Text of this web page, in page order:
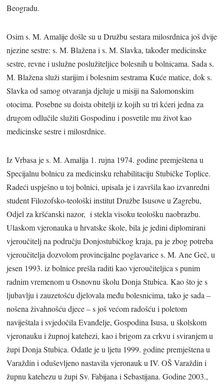
Beogradu.
Osim s. M. Amalije došle su u Družbu sestara milosrdnica još dvije
njezine sestre: s. M. Blažena i s. M. Slavka, također medicinske
sestre, revne i uslužne poslužiteljice bolesnih u bolnicama. Sada s.
M. Blažena služi starijim i bolesnim sestrama Kuće matice, dok s.
Slavka od samog otvaranja djeluje u misiji na Salomonskim
otocima. Posebne su doista obitelji iz kojih su tri kćeri jedna za
drugom odlučile služiti Gospodinu i posvetile mu život kao
medicinske sestre i milosrdnice.
Iz Vrbasa je s. M. Amalija 1. rujna 1974. godine premještena u
Specijalnu bolnicu za medicinsku rehabilitaciju Stubičke Toplice.
Radeći uspješno u toj bolnici, upisala je i završila kao izvanredni
student Filozofsko-teološki institut Družbe Isusove u Zagrebu,
Odjel za kršćanski nazor, i stekla visoku teološku naobrazbu.
Ulaskom vjeronauka u hrvatske škole, bila je jedini diplomirani
vjeroučitelj na području Donjostubičkog kraja, pa je zbog potreba
vjeroučitelja dozvolom provincijalne poglavarice s. M. Ane Geč, u
jesen 1993. iz bolnice prešla raditi kao vjeroučiteljica s punim
radnim vremenom u Osnovnu školu Donja Stubica. Kao što je s
ljubavlju i zauzetošću djelovala među bolesnicima, tako je sada –
nošena živahnošću djece – s još većom radošću i poletom
naviještala i svjedočila Evanđelje, Gospodina Isusa, u školskom
vjeronauku i župnoj katehezi, kao i brigom za crkvu i sviranjem u
župi Donja Stubica. Odatle je u ljetu 1999. godine premještena u
Varaždin i oduševljeno nastavila vjeronauk u IV. OŠ Varaždin i
župnu katehezu u župi Sv. Fabijana i Sebastijana. Godine 2003.,